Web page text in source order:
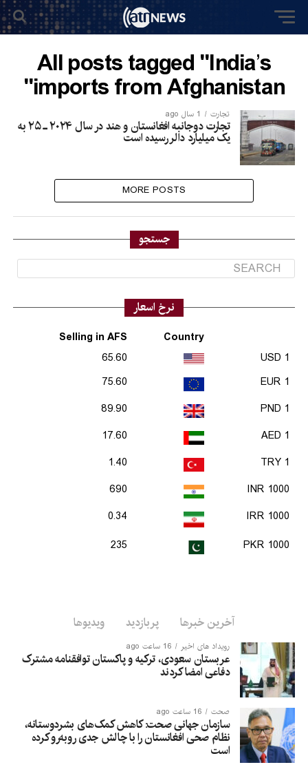
All posts tagged "India’s
imports from Afghanistan"
تجارت 1 سال ago
تجارت دوجانبه افغانستان و هند در سال ۲۰۲۴ ـ ۲۵ به
یک میلیارد دالر رسیده است
MORE POSTS
جستجو
نرخ اسعار
Country
Selling in AFS
1 USD
65.60
1 EUR
75.60
1 PND
89.90
1 AED
17.60
1 TRY
1.40
1000 INR
690
1000 IRR
0.34
1000 PKR
235
آخرین خبرها پربازدید ویدیوها
رویداد های اخیر 16 ساعت ago
عربستان سعودی، ترکیه و پاکستان توافقنامه مشترک
دفاعی امضا کردند
صحت 16 ساعت ago
سازمان جهانی صحت: کاهش کمک‌های بشردوستانه،
نظام صحی افغانستان را با چالش جدی روبه‌رو کرده
است